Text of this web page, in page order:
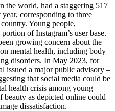
the world, had a staggering 517
corresponding to three
Young people,
of Instagram’s user base.
growing concern about the
mental health, including body
disorders. In May 2023, for
issued a major public advisory –
that social media could be
health crisis among young
beauty as depicted online could
dissatisfaction.